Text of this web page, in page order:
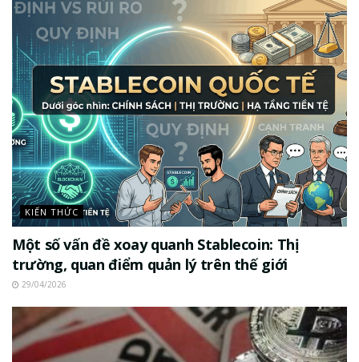
KIẾN THỨC
Một số vấn đề xoay quanh Stablecoin: Thị
trường, quan điểm quản lý trên thế giới
29/04/2026